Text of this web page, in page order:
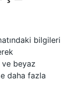
bilgileri
ve beyaz
daha fazla